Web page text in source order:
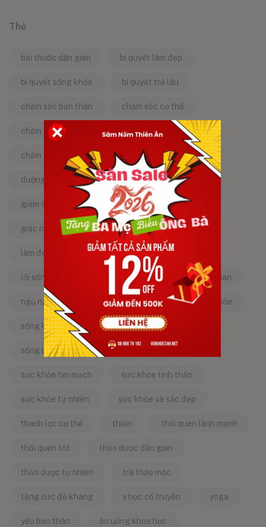
Thẻ
bài thuốc dân gian bí quyết làm đẹp
bí quyết sống khỏe bí quyết trẻ lâu
chăm sóc bản thân chăm sóc cơ thể
chăm sóc da chăm sóc sức khỏe
chăm sóc sức khỏe tự nhiên chống lão hóa
dưỡng da tự nhiên dưỡng sinh
giảm căng thẳng giảm stress
giấc ngủ ngon kinh nghiệm dân gian
làm đẹp từ bên trong làm đẹp tự nhiên
lối sống lành mạnh mật ong mẹo dân gian
ngủ ngon năng lượng tích cực sống khỏe
sống khỏe mỗi ngày sống khỏe đẹp
sống lành mạnh sống tích cực
sức khỏe tim mạch sức khỏe tinh thần
sức khỏe tự nhiên sức khỏe và sắc đẹp
thanh lọc cơ thể thiền thói quen lành mạnh
thói quen tốt thảo dược dân gian
thảo dược tự nhiên trà thảo mộc
tăng sức đề kháng y học cổ truyền yoga
yêu bản thân ăn uống khoa học